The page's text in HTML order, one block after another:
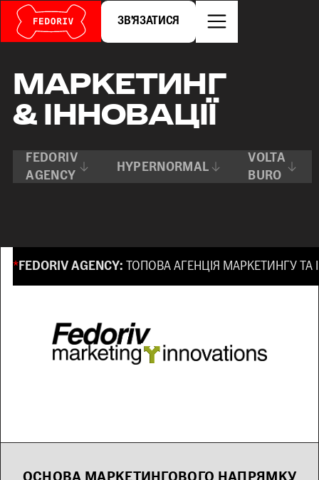
ЗВʼЯЗАТИСЯ
МАРКЕТИНГ
& ІННОВАЦІЇ
FEDORIV
AGENCY
HYPERNORMAL
VOLTA
BURO
*FEDORIV AGENCY:ТОПОВА АГЕНЦІЯ МАРКЕТИНГУ ТА